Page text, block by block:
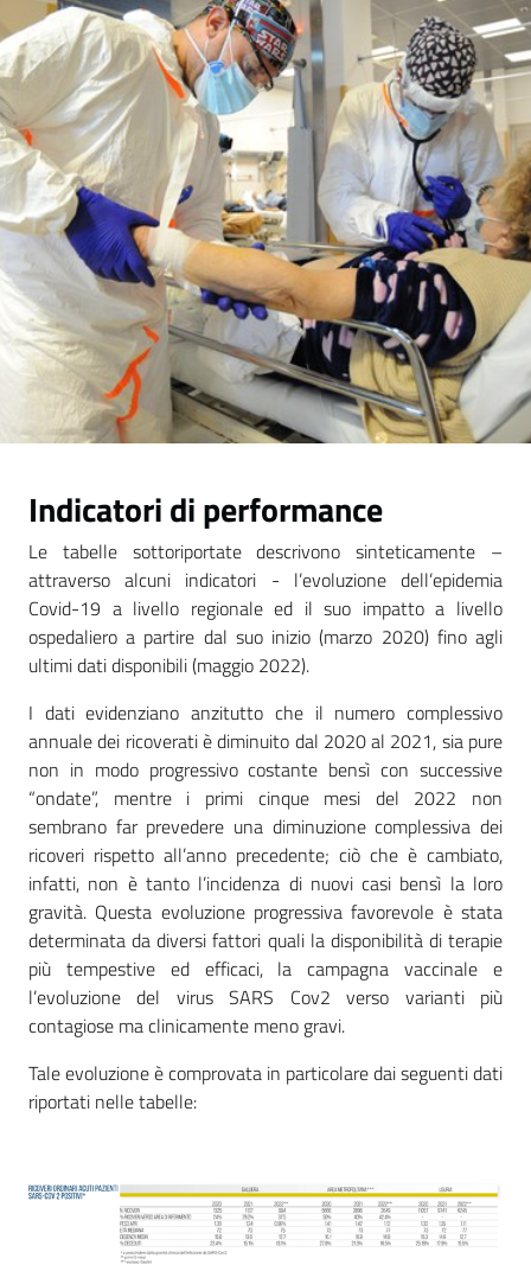
Mappa
degli
stakeholders
Seguici
su
Indicatori di performance
Le tabelle sottoriportate descrivono sinteticamente –
attraverso alcuni indicatori - l’evoluzione dell’epidemia
Covid-19 a livello regionale ed il suo impatto a livello
ospedaliero a partire dal suo inizio (marzo 2020) fino agli
ultimi dati disponibili (maggio 2022).
I dati evidenziano anzitutto che il numero complessivo
annuale dei ricoverati è diminuito dal 2020 al 2021, sia pure
non in modo progressivo costante bensì con successive
“ondate”, mentre i primi cinque mesi del 2022 non
sembrano far prevedere una diminuzione complessiva dei
ricoveri rispetto all’anno precedente; ciò che è cambiato,
infatti, non è tanto l’incidenza di nuovi casi bensì la loro
gravità. Questa evoluzione progressiva favorevole è stata
determinata da diversi fattori quali la disponibilità di terapie
più tempestive ed efficaci, la campagna vaccinale e
l’evoluzione del virus SARS Cov2 verso varianti più
contagiose ma clinicamente meno gravi.
Tale evoluzione è comprovata in particolare dai seguenti dati
riportati nelle tabelle: